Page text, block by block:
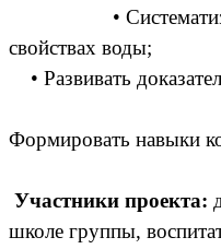
•
• Развивать
Формировать навыки
Участники проекта:
школе группы,